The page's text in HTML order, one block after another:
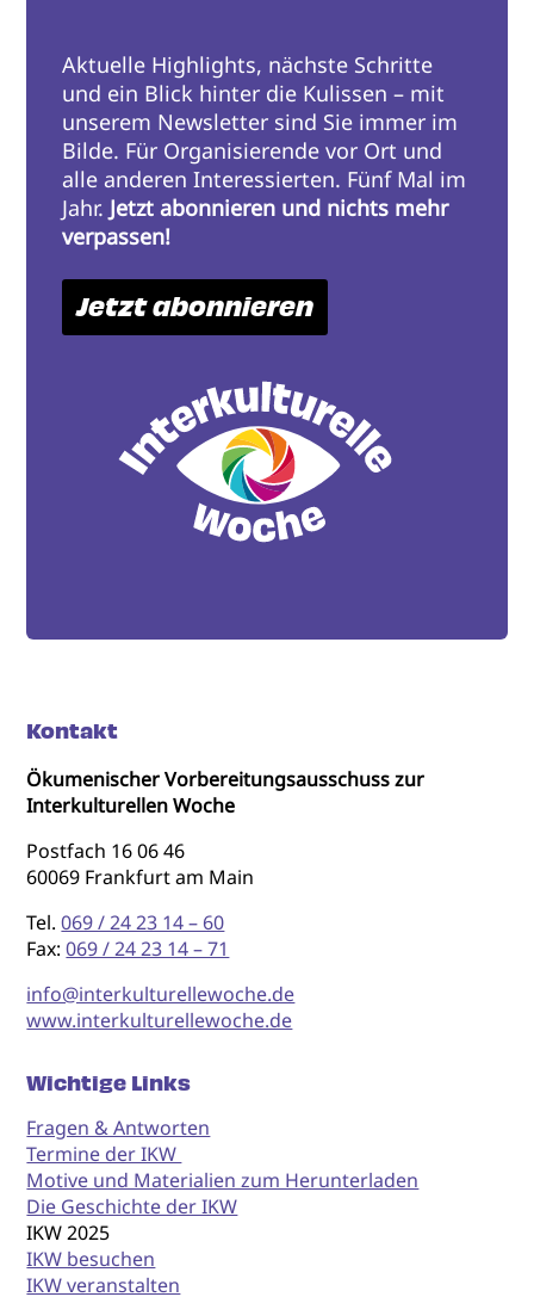
Aktuelle Highlights, nächste Schritte
und ein Blick hinter die Kulissen – mit
unserem Newsletter sind Sie immer im
Bilde. Für Organisierende vor Ort und
alle anderen Interessierten. Fünf Mal im
Jahr. Jetzt abonnieren und nichts mehr
verpassen!
Jetzt abonnieren
Kontakt
Ökumenischer Vorbereitungsausschuss zur
Interkulturellen Woche
Postfach 16 06 46
60069 Frankfurt am Main
Tel.069 / 24 23 14 – 60
Fax:069 / 24 23 14 – 71
info@interkulturellewoche.de
www.interkulturellewoche.de
Wichtige Links
Fragen & Antworten
Termine der IKW
Motive und Materialien zum Herunterladen
Die Geschichte der IKW
IKW 2025
IKW besuchen
IKW veranstalten